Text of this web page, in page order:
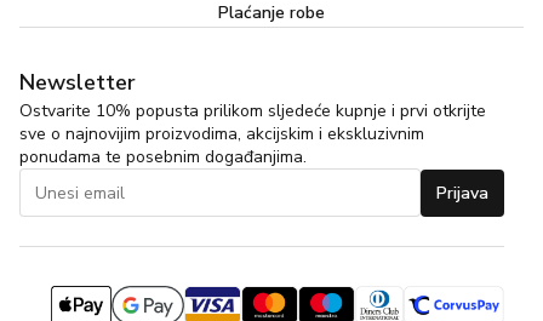
Plaćanje robe
Newsletter
Ostvarite 10% popusta prilikom sljedeće kupnje i prvi otkrijte
sve o najnovijim proizvodima, akcijskim i ekskluzivnim
ponudama te posebnim događanjima.
Prijava